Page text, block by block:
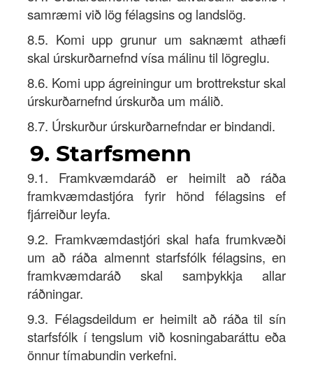
samræmi við lög félagsins og landslög.
8.5. Komi upp grunur um saknæmt athæfi
skal úrskurðarnefnd vísa málinu til lögreglu.
8.6. Komi upp ágreiningur um brottrekstur skal
úrskurðarnefnd úrskurða um málið.
8.7. Úrskurður úrskurðarnefndar er bindandi.
9. Starfsmenn
9.1. Framkvæmdaráð er heimilt að ráða
framkvæmdastjóra fyrir hönd félagsins ef
fjárreiður leyfa.
9.2. Framkvæmdastjóri skal hafa frumkvæði
um að ráða almennt starfsfólk félagsins, en
framkvæmdaráð skal samþykkja allar
ráðningar.
9.3. Félagsdeildum er heimilt að ráða til sín
starfsfólk í tengslum við kosningabaráttu eða
önnur tímabundin verkefni.